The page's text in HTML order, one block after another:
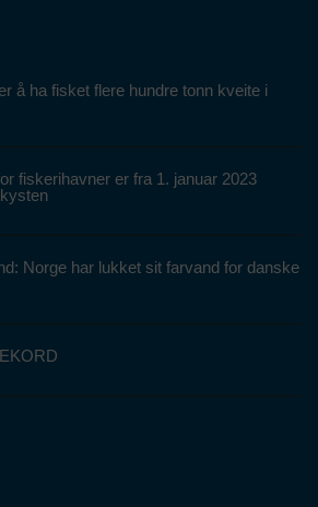
å ha fisket flere hundre tonn kveite i
fiskerihavner er fra 1. januar 2023
Norge har lukket sit farvand for danske